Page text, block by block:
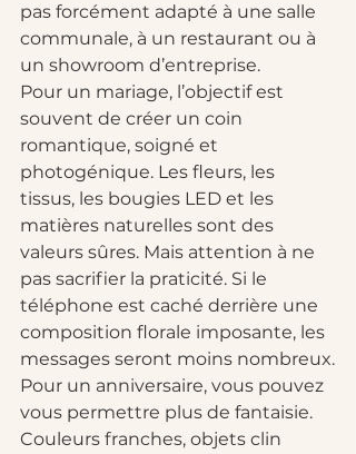
pas forcément adapté à une salle
communale, à un restaurant ou à
un showroom d’entreprise.
Pour un mariage, l’objectif est
souvent de créer un coin
romantique, soigné et
photogénique. Les fleurs, les
tissus, les bougies LED et les
matières naturelles sont des
valeurs sûres. Mais attention à ne
pas sacrifier la praticité. Si le
téléphone est caché derrière une
composition florale imposante, les
messages seront moins nombreux.
Pour un anniversaire, vous pouvez
vous permettre plus de fantaisie.
Couleurs franches, objets clin